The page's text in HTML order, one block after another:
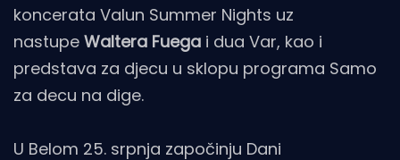
koncerata Valun Summer Nights uz
nastupe Waltera Fuega i dua Var, kao i
predstava za djecu u sklopu programa Samo
za decu na dige.
U Belom 25. srpnja započinju Dani